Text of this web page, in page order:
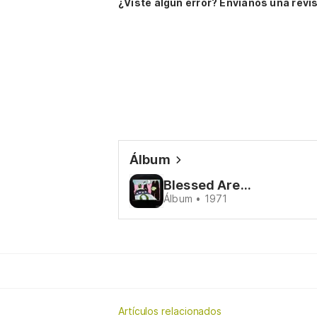
¿Viste algún error? Envíanos una
Álbum
Blessed Are...
Álbum • 1971
Artículos relacionados